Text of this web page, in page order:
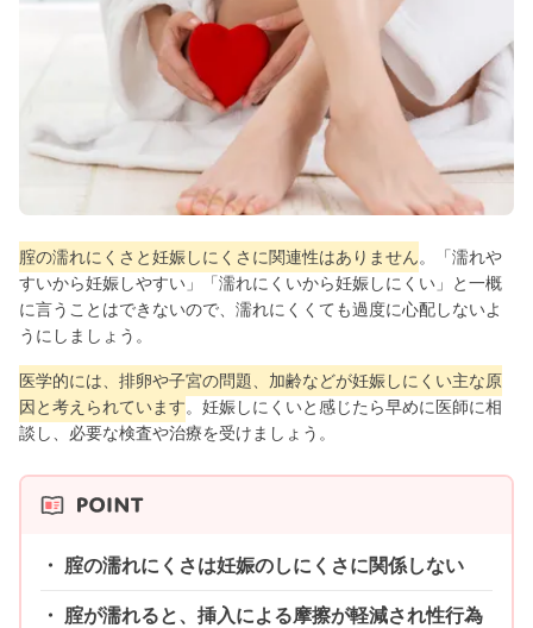
腟の濡れにくさと妊娠しにくさに関連性はありません。「濡れや
すいから妊娠しやすい」「濡れにくいから妊娠しにくい」と一概
に言うことはできないので、濡れにくくても過度に心配しないよ
うにしましょう。
医学的には、排卵や子宮の問題、加齢などが妊娠しにくい主な原
因と考えられています。妊娠しにくいと感じたら早めに医師に相
談し、必要な検査や治療を受けましょう。
腟の濡れにくさは妊娠のしにくさに関係しない
腟が濡れると、挿入による摩擦が軽減され性行為